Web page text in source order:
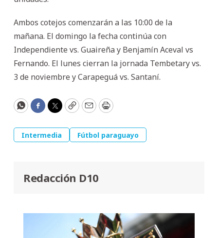
Ambos cotejos comenzarán a las 10:00 de la
mañana. El domingo la fecha continúa con
Independiente vs. Guaireña y Benjamín Aceval vs
Fernando. El lunes cierran la jornada Tembetary vs.
3 de noviembre y Carapeguá vs. Santaní.
WhatsApp
Facebook
Twitter
CopyEmailPrint
Intermedia Fútbol paraguayo
Redacción D10